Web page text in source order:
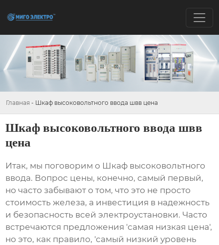
Главная - Шкаф высоковольтного ввода швв цена
Шкаф высоковольтного ввода швв
цена
Итак, мы поговорим о Шкаф высоковольтного
ввода. Вопрос цены, конечно, самый первый,
но часто забывают о том, что это не просто
стоимость железа, а инвестиция в надежность
и безопасность всей электроустановки. Часто
встречаются предложения 'самая низкая цена',
но это, как правило, 'самый низкий уровень